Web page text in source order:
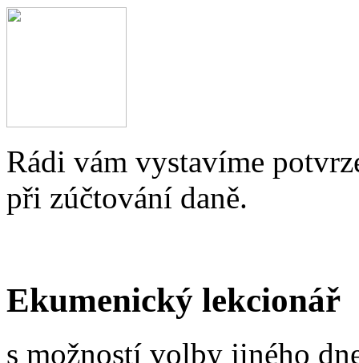
Rádi vám vystavíme
při zúčtování daně.
Ekumenický lekcionář
s možností volby jiného